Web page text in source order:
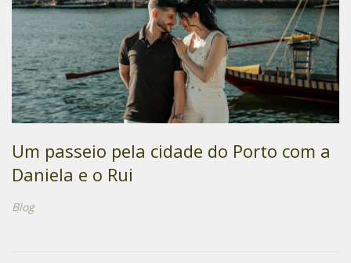
Um passeio pela cidade do Porto com a
Daniela e o Rui
Blog